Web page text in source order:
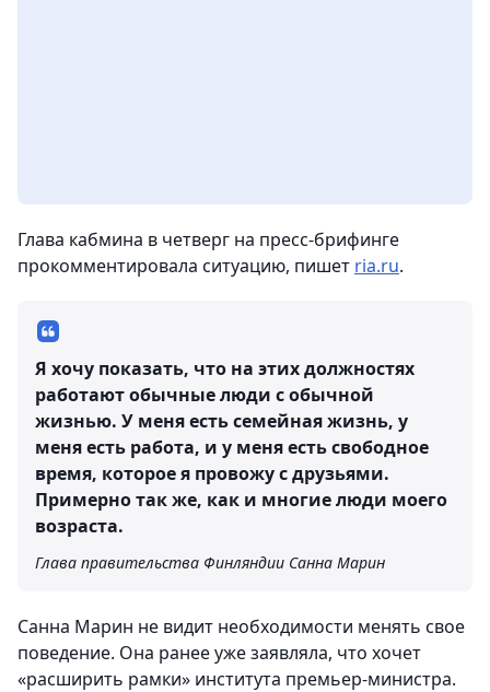
Глава кабмина в четверг на пресс-брифинге
прокомментировала ситуацию, пишет ria.ru.
Я хочу показать, что на этих должностях
работают обычные люди с обычной
жизнью. У меня есть семейная жизнь, у
меня есть работа, и у меня есть свободное
время, которое я провожу с друзьями.
Примерно так же, как и многие люди моего
возраста.
Глава правительства Финляндии Санна Марин
Санна Марин не видит необходимости менять свое
поведение. Она ранее уже заявляла, что хочет
«расширить рамки» института премьер-министра.